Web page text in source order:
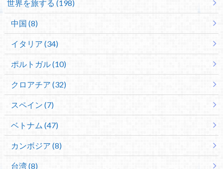
世界を旅する (198)
中国 (8)
イタリア (34)
ポルトガル (10)
クロアチア (32)
スペイン (7)
ベトナム (47)
カンボジア (8)
台湾 (8)